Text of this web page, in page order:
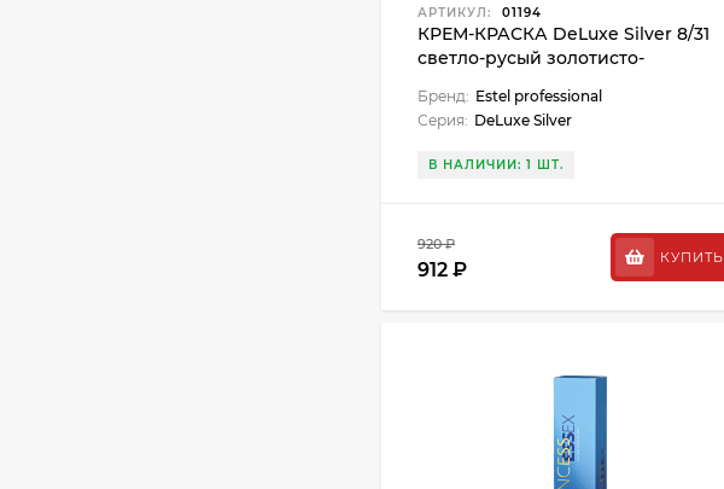
АРТИКУЛ: 01194
КРЕМ-КРАСКА DeLuxe Silver 8/31
светло-русый золотисто-
Бренд: Estel professional
Серия: DeLuxe Silver
В НАЛИЧИИ: 1 ШТ.
920 ₽
912 ₽
КУПИТЬ